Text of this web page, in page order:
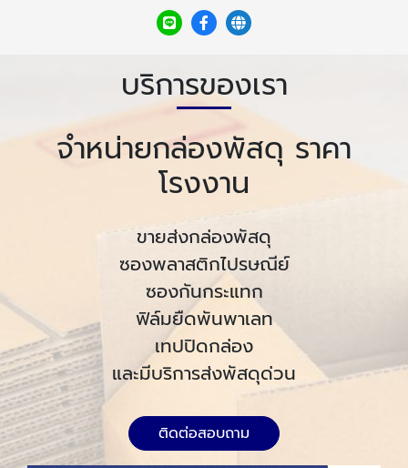
บริการของเรา
จำหน่ายกล่องพัสดุ ราคา
โรงงาน
ขายส่งกล่องพัสดุ
ซองพลาสติกไปรษณีย์
ซองกันกระแทก
ฟิล์มยืดพันพาเลท
เทปปิดกล่อง
และมีบริการส่งพัสดุด่วน
ติดต่อสอบถาม